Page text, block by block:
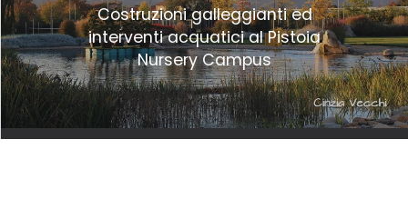
Costruzioni galleggianti ed
interventi acquatici al Pistoia
Nursery Campus